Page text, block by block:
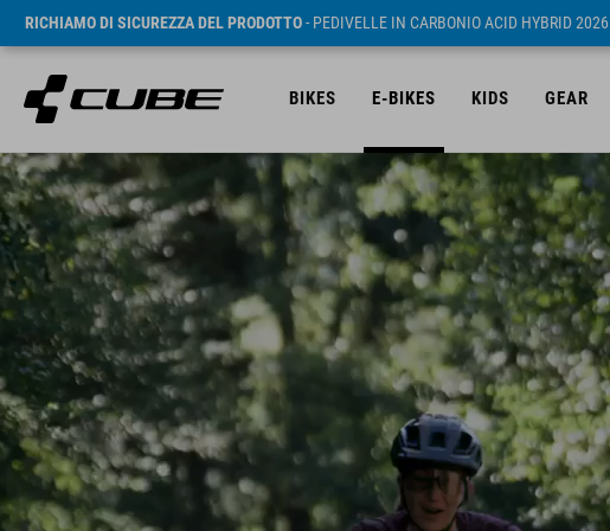
RICHIAMO DI SICUREZZA DEL PRODOTTO- PEDIVELLE IN CARBONIO ACID HYBRID 2026
BIKES E-BIKES KIDS GEAR